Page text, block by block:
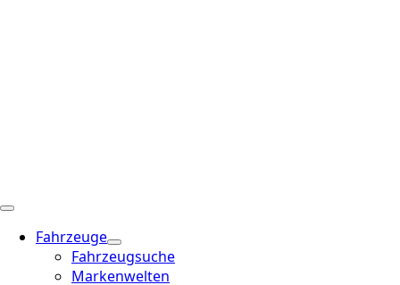
Fahrzeuge
Fahrzeugsuche
Markenwelten